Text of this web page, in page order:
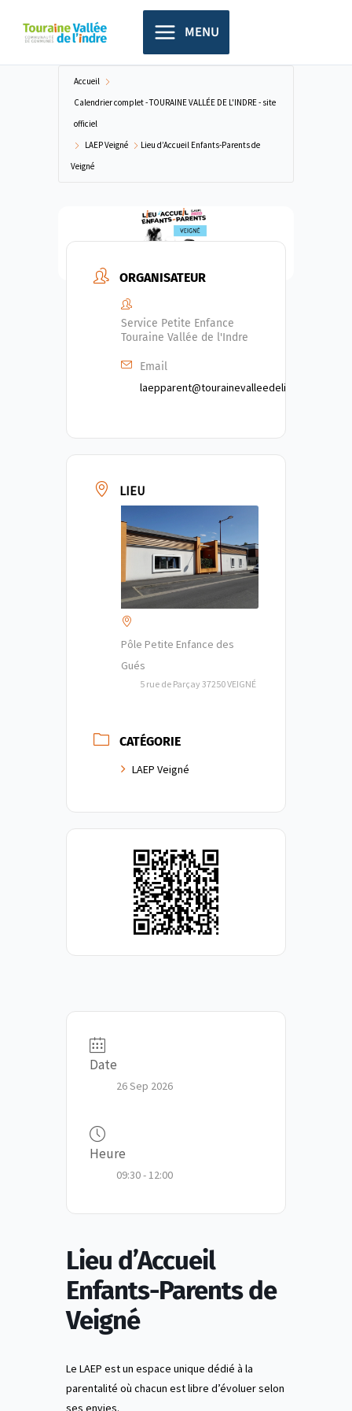
principal
MENU
Accueil
Calendrier complet - TOURAINE VALLÉE DE L'INDRE - site
officiel
LAEP Veigné
Lieu d’Accueil Enfants-Parents de
Veigné
ORGANISATEUR
Service Petite Enfance
Touraine Vallée de l'Indre
Email
laepparent@tourainevalleedelindre.fr
LIEU
Pôle Petite Enfance des
Gués
5 rue de Parçay 37250 VEIGNÉ
CATÉGORIE
LAEP Veigné
Date
26 Sep 2026
Heure
09:30 - 12:00
Lieu d’Accueil
Enfants-Parents de
Veigné
Le LAEP est un espace unique dédié à la
parentalité où chacun est libre d’évoluer selon
ses envies.